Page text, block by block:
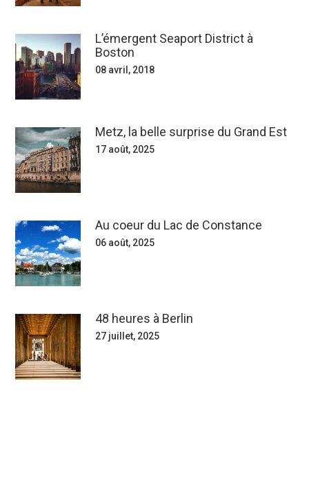
L’émergent Seaport District à
Boston
08 avril, 2018
Metz, la belle surprise du Grand Est
17 août, 2025
Au coeur du Lac de Constance
06 août, 2025
48 heures à Berlin
27 juillet, 2025